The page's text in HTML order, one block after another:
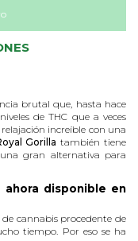
brutal que, hasta hace
de THC que a veces
relajación increíble con una
Gorilla también tiene
gran alternativa para
ahora disponible en
de cannabis procedente de
tiempo. Por eso se ha